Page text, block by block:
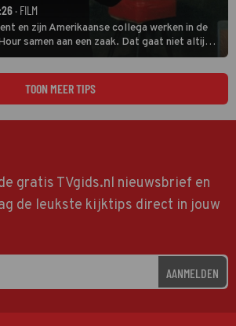
· FILM
en zijn Amerikaanse collega werken in de
samen aan een zaak. Dat gaat niet altijd
TOON MEER TIPS
gratis TVgids.nl nieuwsbrief en
de leukste kijktips direct in jouw
AANMELDEN